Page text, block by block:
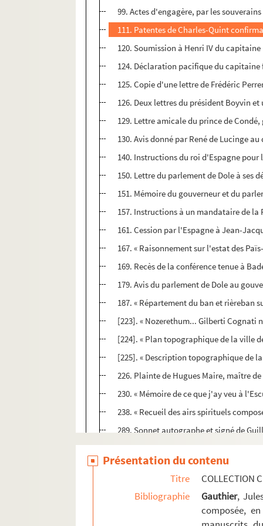
99. Actes d'engagère, par les
111. Patentes de Charles-Quint
120. Soumission à Henri IV du
124. Déclaration pacifique du capitaine
125. Copie d'une lettre de Frédéric
126. Deux lettres du président Boyvin
129. Lettre amicale du prince de
130. Avis donné par René de Lucinge
140. Instructions du roi d'Espagne
150. Lettre du parlement de Dole à ses
151. Mémoire du gouverneur et du
157. Instructions à un mandataire de la
161. Cession par l'Espagne à Jean-
167. « Raisonnement sur l'estat des
169. Recès de la conférence tenue à
179. Avis du parlement de Dole au
187. « Répartement du ban et rièreban
[223]. « Nozerethum... Gilberti Cognati
[224]. « Plan topographique de la ville
[225]. « Description topographique de
226. Plainte de Hugues Maire, maître
230. « Mémoire de ce que j'ay veu à
238. « Recueil des airs spirituels
289. Sonnet autographe et signé de
298. 24 feuillets autographes, avec
Ms Chiflet 31. Divers mémoires
Présentation du contenu
Titre
COLLECTION
Bibliographie
Gauthier,
composée,